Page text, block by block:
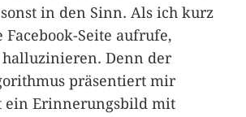
in den Sinn. Als ich kurz
Seite aufrufe,
Denn der
präsentiert mir
ein Erinnerungsbild mit